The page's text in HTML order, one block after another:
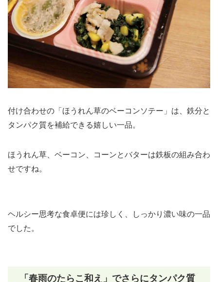
付け合わせの「ほうれん草のベーコンソテー」は、鉄分と
タンパク質を補給できる嬉しい一品。
ほうれん草、ベーコン、コーンとバターは鉄板の組み合わ
せですね。
ヘルシー思考な食卓便には珍しく、しっかり濃い味の一品
でした。
「春雨のたらこ和え」でさらにタンパク質